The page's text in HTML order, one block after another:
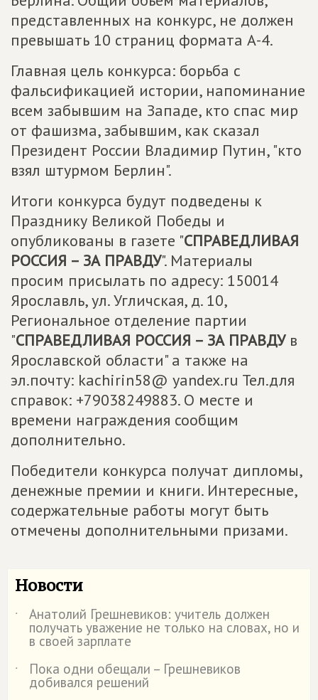
представленных на конкурс, не должен
превышать 10 страниц формата А-4.
Главная цель конкурса: борьба с
фальсификацией истории, напоминание
всем забывшим на Западе, кто спас мир
от фашизма, забывшим, как сказал
Президент России Владимир Путин, "кто
взял штурмом Берлин".
Итоги конкурса будут подведены к
Празднику Великой Победы и
опубликованы в газете "СПРАВЕДЛИВАЯ
РОССИЯ – ЗА ПРАВДУ". Материалы
просим присылать по адресу: 150014
Ярославль, ул. Угличская, д. 10,
Региональное отделение партии
"СПРАВЕДЛИВАЯ РОССИЯ – ЗА ПРАВДУв
Ярославской области" а также на
эл.почту: kachirin58@ yandex.ru Тел.для
справок: +79038249883. О месте и
времени награждения сообщим
дополнительно.
Победители конкурса получат дипломы,
денежные премии и книги. Интересные,
содержательные работы могут быть
отмечены дополнительными призами.
Новости
˙ Анатолий Грешневиков: учитель должен
получать уважение не только на словах, но и
в своей зарплате
˙
Пока одни обещали – Грешневиков
добивался решений